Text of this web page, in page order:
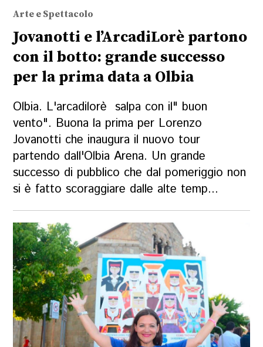
Arte e Spettacolo
Jovanotti e l’ArcadiLorè partono
con il botto: grande successo
per la prima data a Olbia
Olbia. L'arcadilorè salpa con il" buon
vento". Buona la prima per Lorenzo
Jovanotti che inaugura il nuovo tour
partendo dall'Olbia Arena. Un grande
successo di pubblico che dal pomeriggio non
si è fatto scoraggiare dalle alte temp...